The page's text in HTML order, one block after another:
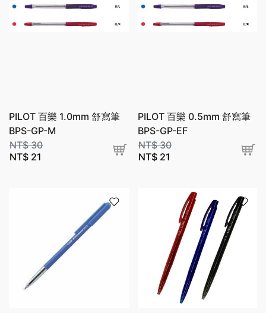
PILOT 百樂 1.0mm 舒寫筆
BPS-GP-M
NT$30
NT$ 21
PILOT 百樂 0.5mm 舒寫筆
BPS-GP-EF
NT$30
NT$21